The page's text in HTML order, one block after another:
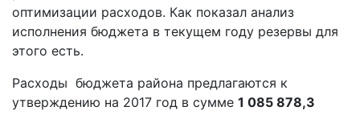
оптимизации расходов. Как показал анализ
исполнения бюджета в текущем году резервы для
этого есть.
Расходы бюджета района предлагаются к
утверждению на 2017 год в сумме 1 085 878,3